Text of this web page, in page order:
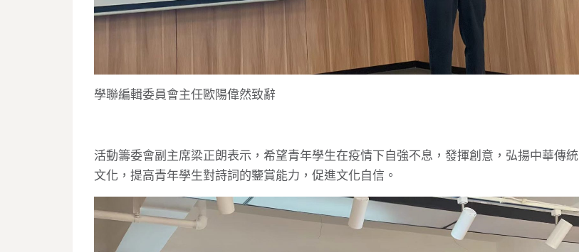
學聯編輯委員會主任歐陽偉然致辭
活動籌委會副主席梁正朗表示，希望青年學生在疫情下自強不息，發揮創意，弘揚中華傳統
文化，提高青年學生對詩詞的鑒賞能力，促進文化自信。